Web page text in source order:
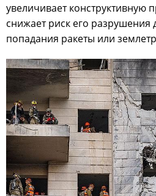
увеличивает конструктивную
снижает риск его разрушения
попадания ракеты или